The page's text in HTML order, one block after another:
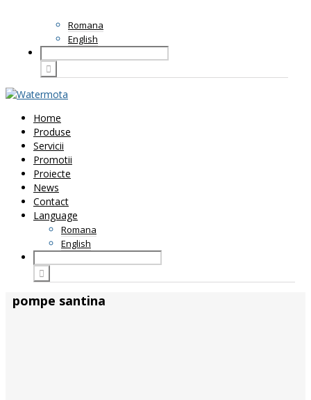
Romana
English
Home
Produse
Servicii
Promotii
Proiecte
News
Contact
Language
Romana
English
pompe santina